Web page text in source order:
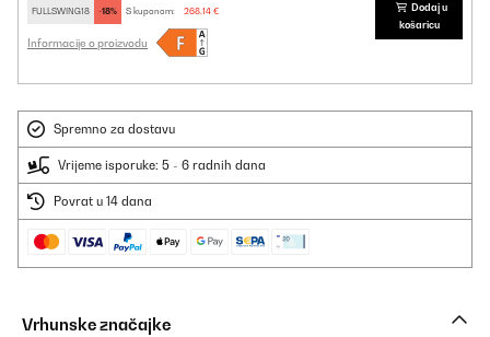
FULLSWING18 -18% S kuponom: 268,14 €
Informacije o proizvodu
Dodaj u
košaricu
Spremno za dostavu
Vrijeme isporuke: 5 - 6 radnih dana
Povrat u 14 dana
Vrhunske značajke